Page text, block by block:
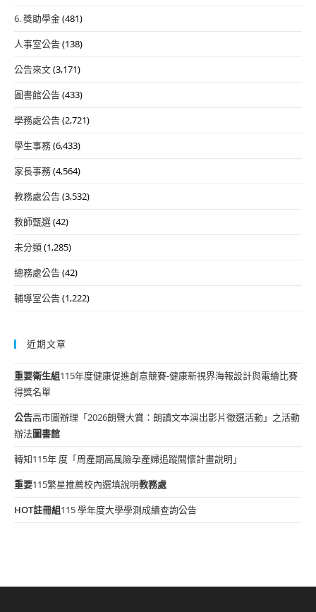
6. 獎助學金(481)
人事室公告(138)
公告來文(3,171)
圖書館公告(433)
學務處公告(2,721)
學生事務(6,433)
家長事務(4,564)
教務處公告(3,532)
教師甄選(42)
未分類(1,285)
總務處公告(42)
輔導室公告(1,222)
近期文章
重要衛生組115年度健康促進創意競賽-健康新視界海報設計與電繪比賽
得獎名單
公告高市圖辦理「2026朗聲大賞：朗讀文本演出影片徵選活動」之活動
辦法圖書館
轉知115年 度「周產期高風險孕產婦追蹤關懷計畫說明」
重要115繁星推薦校內選填說明教務處
HOT註冊組115 學年度大學學測成績查詢公告